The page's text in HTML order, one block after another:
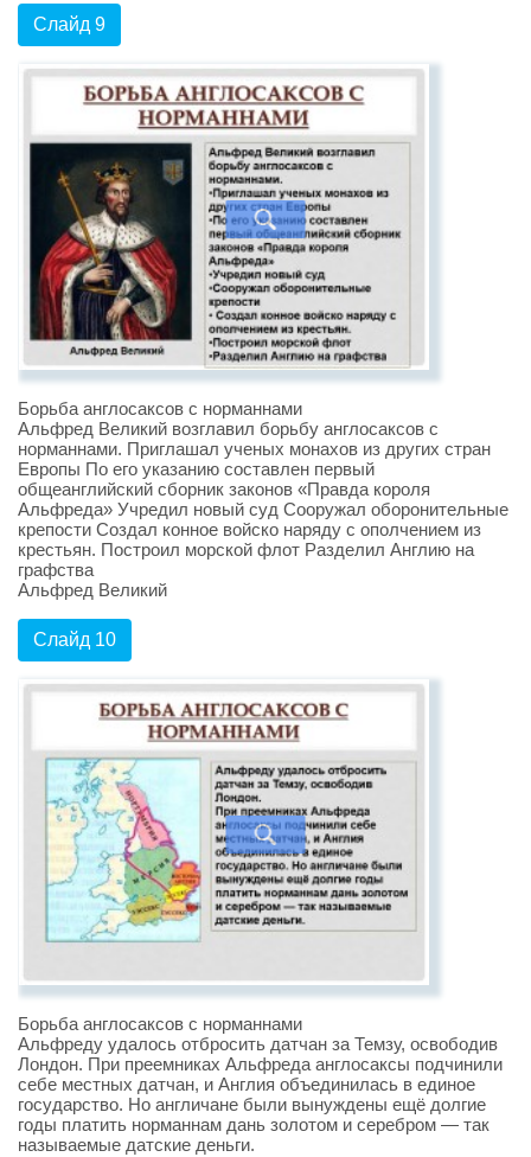
Слайд 9
Борьба англосаксов с норманнами
Альфред Великий возглавил борьбу англосаксов с
норманнами. Приглашал ученых монахов из других стран
Европы По его указанию составлен первый
общеанглийский сборник законов «Правда короля
Альфреда» Учредил новый суд Сооружал оборонительные
крепости Создал конное войско наряду с ополчением из
крестьян. Построил морской флот Разделил Англию на
графства
Альфред Великий
Слайд 10
Борьба англосаксов с норманнами
Альфреду удалось отбросить датчан за Темзу, освободив
Лондон. При преемниках Альфреда англосаксы подчинили
себе местных датчан, и Англия объединилась в единое
государство. Но англичане были вынуждены ещё долгие
годы платить норманнам дань золотом и серебром — так
называемые датские деньги.